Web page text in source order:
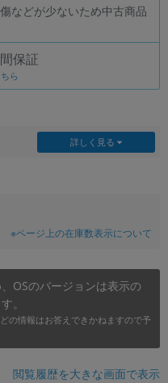
などが少ないため中古商品
保証
ら
詳しく見る
※ページ上の在庫数表示について
OSのバージョンは表示の
。
の情報はお答えできかねますので予
閲覧履歴を大きな画面で表示